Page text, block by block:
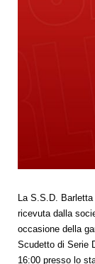
La S.S.D.
ricevuta dalla
occasione della
Scudetto di Serie
16:00 presso lo